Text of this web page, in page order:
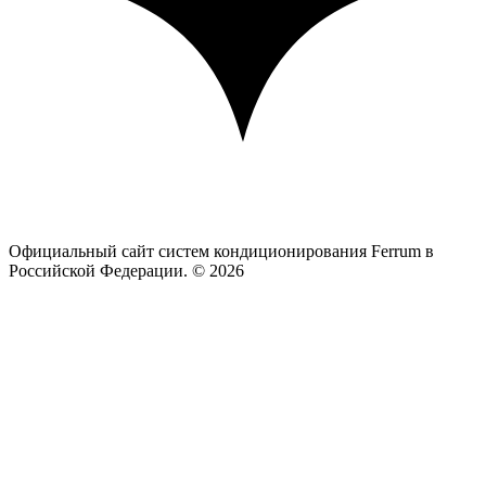
Официальный сайт систем кондиционирования Ferrum в
Российской Федерации. © 2026